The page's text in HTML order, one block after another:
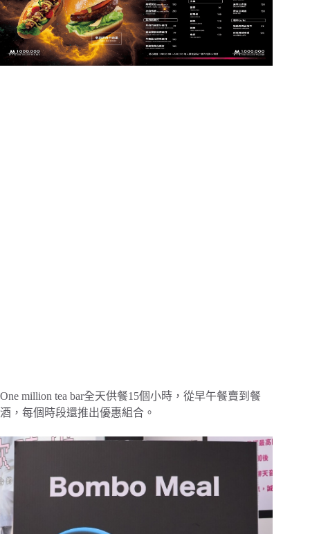
One million tea bar全天供餐15個小時，從早午餐賣到餐
酒，每個時段還推出優惠組合。